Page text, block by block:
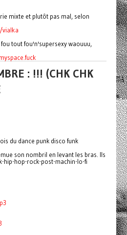
mixte et plutôt pas mal, selon
vialka
tout fou'n'supersexy waouuu,
: !!! (CHK CHK
du dance punk disco funk
son nombril en levant les bras. Ils
hip-hop-rock-post-machin-lo-fi